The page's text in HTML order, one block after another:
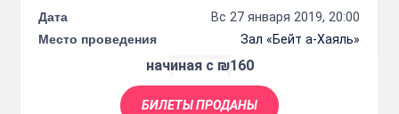
Дата
Вс 27 января 2019, 20:00
Место проведения
Зал «Бейт а-Хаяль»
начиная с ₪160
БИЛЕТЫ ПРОДАНЫ